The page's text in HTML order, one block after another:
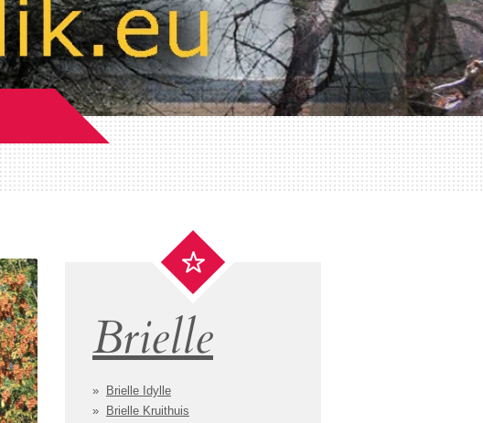
Brielle
Brielle Idylle
Brielle Kruithuis